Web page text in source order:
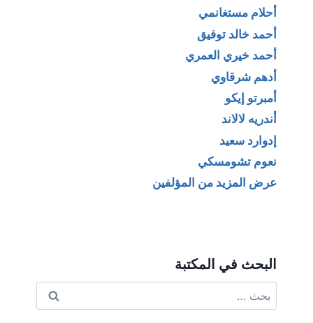
أحلام مستغانمي
أحمد خالد توفيق
أحمد خيري العمري
أدهم شرقاوي
أمبرتو إيكو
أندريه لالاند
إدوارد سعيد
نعوم تشومسكي
عرض المزيد من المؤلفين
البحث في المكتبة
عن: